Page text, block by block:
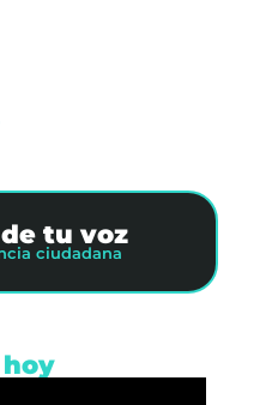
tu voz
ciudadana
hoy